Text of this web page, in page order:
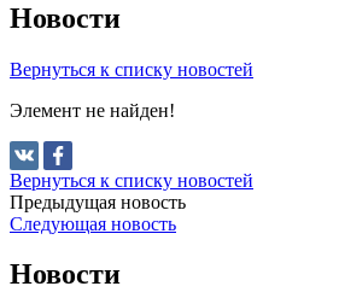
Новости
Вернуться к списку новостей
Элемент не найден!
Вернуться к списку новостей
Предыдущая новость
Следующая новость
Новости